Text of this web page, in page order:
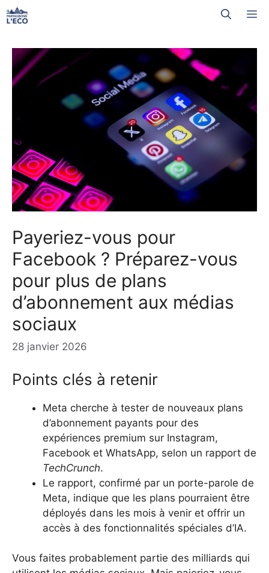
Aller
au
Payeriez-vous pour
Facebook ? Préparez-vous
pour plus de plans
d’abonnement aux médias
sociaux
28 janvier 2026
Points clés à retenir
Meta cherche à tester de nouveaux plans
d’abonnement payants pour des
expériences premium sur Instagram,
Facebook et WhatsApp, selon un rapport de
TechCrunch.
Le rapport, confirmé par un porte-parole de
Meta, indique que les plans pourraient être
déployés dans les mois à venir et offrir un
accès à des fonctionnalités spéciales d’IA.
Vous faites probablement partie des milliards qui